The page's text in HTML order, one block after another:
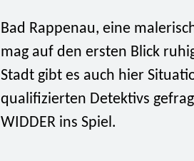
Bad Rappenau, eine
mag auf den ersten Blick
Stadt gibt es auch hier
qualifizierten Detektivs
WIDDER ins Spiel.